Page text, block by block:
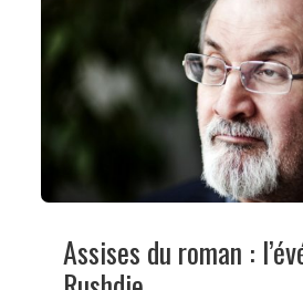
Assises du roman :